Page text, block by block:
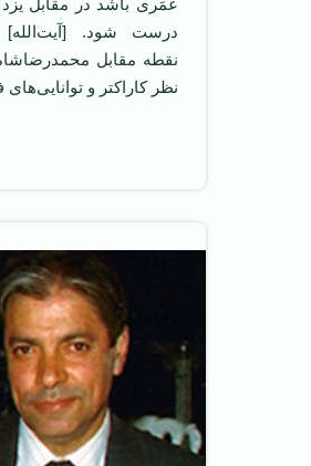
درست ‌شود. [آیت‌الله]
نقطه مقابل محمدرضاشاه
نظر کاراکتر و